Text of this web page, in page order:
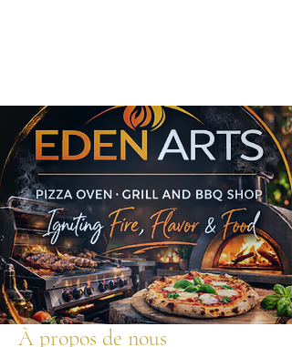
À propos de nous